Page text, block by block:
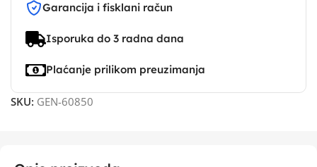
Garancija i fisklani račun
Isporuka do 3 radna dana
Plaćanje prilikom preuzimanja
SKU: GEN-60850